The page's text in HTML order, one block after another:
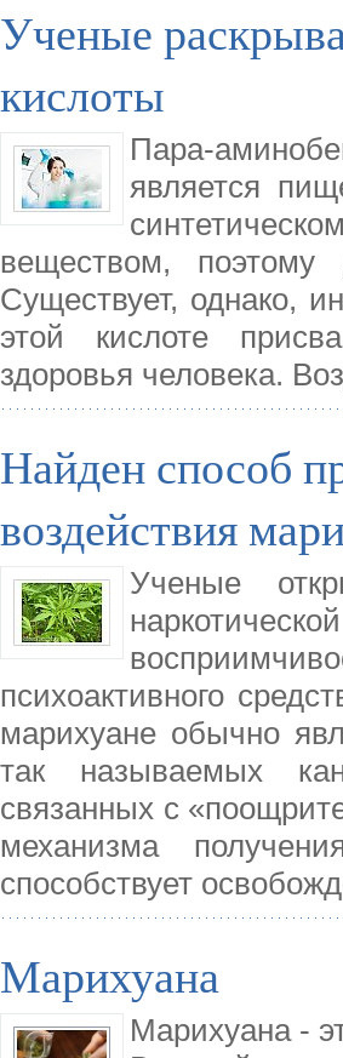
Ученые
кислоты
Пара-
является
веществом,
Существует, однако,
этой кислоте
здоровья человека.
Найден способ
воздействия
Ученые
психоактивного
марихуане обычно
так называемых
связанных с
механизма
способствует
Марихуана
Марихуана -